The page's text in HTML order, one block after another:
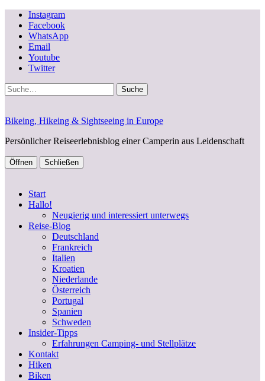
Instagram
Facebook
WhatsApp
Email
Youtube
Twitter
Suche
Bikeing, Hikeing & Sightseeing in Europe
Persönlicher Reiseerlebnisblog einer Camperin aus Leidenschaft
Öffnen Schließen
Start
Hallo!
Neugierig und interessiert unterwegs
Reise-Blog
Deutschland
Frankreich
Italien
Kroatien
Niederlande
Österreich
Portugal
Spanien
Schweden
Insider-Tipps
Erfahrungen Camping- und Stellplätze
Kontakt
Hiken
Biken